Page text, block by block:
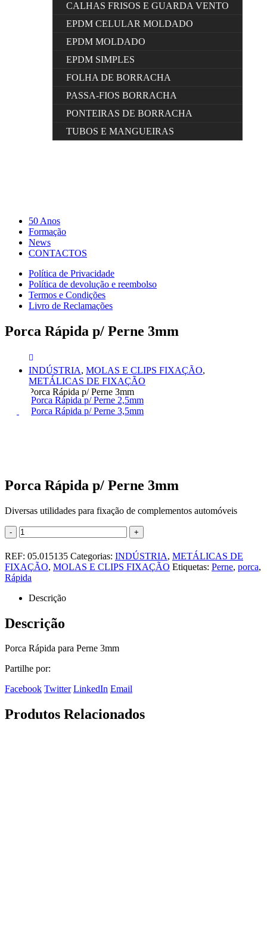
CALHAS FRISOS E GUARDA VENTO
EPDM CELULAR MOLDADO
EPDM MOLDADO
EPDM SIMPLES
FOLHA DE BORRACHA
PASSA-FIOS BORRACHA
PONTEIRAS DE BORRACHA
TUBOS E MANGUEIRAS
50 Anos
Formação
News
CONTACTOS
Política de Privacidade
Política de devolução e reembolso
Termos e Condições
Livro de Reclamações
Porca Rápida p/ Perne 3mm
INDÚSTRIA, MOLAS E CLIPS FIXAÇÃO,
METÁLICAS DE FIXAÇÃO
Porca Rápida p/ Perne 3mm
Porca Rápida p/ Perne 2,5mm
Porca Rápida p/ Perne 3,5mm
Porca Rápida p/ Perne 3mm
Diversas utilidades para fixação de complementos automóveis
- +
REF: 05.015135 Categorias: INDÚSTRIA, METÁLICAS DE
FIXAÇÃO, MOLAS E CLIPS FIXAÇÃO Etiquetas: Perne, porca,
Rápida
Descrição
Descrição
Porca Rápida para Perne 3mm
Partilhe por:
Facebook Twitter LinkedIn Email
Produtos Relacionados